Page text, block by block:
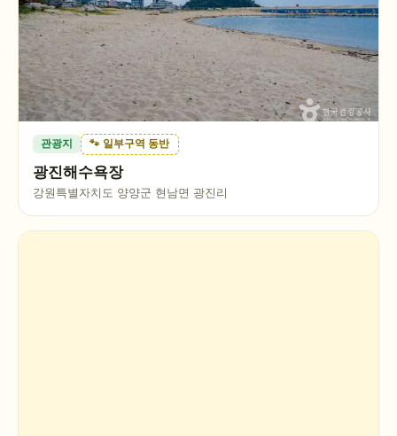
관광지 🐾 일부구역 동반
광진해수욕장
강원특별자치도 양양군 현남면 광진리